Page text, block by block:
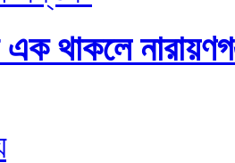
এক থাকলে